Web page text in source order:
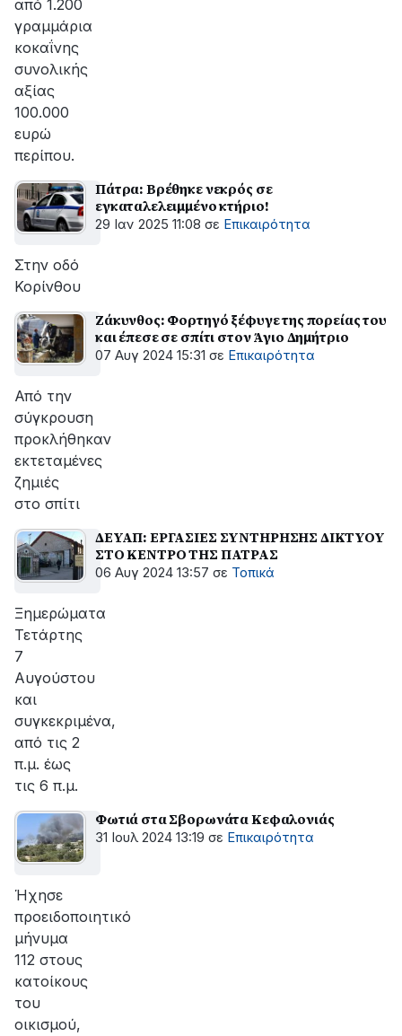
από 1.200
γραμμάρια
κοκαΐνης
συνολικής
αξίας
100.000
ευρώ
περίπου.
Πάτρα: Βρέθηκε νεκρός σε
εγκαταλελειμμένο κτήριο!
29 Ιαν 2025 11:08 σε Επικαιρότητα
Στην οδό
Κορίνθου
Ζάκυνθος: Φορτηγό ξέφυγε της πορείας του
και έπεσε σε σπίτι στον Άγιο Δημήτριο
07 Αυγ 2024 15:31 σε Επικαιρότητα
Από την
σύγκρουση
προκλήθηκαν
εκτεταμένες
ζημιές
στο σπίτι
ΔΕΥΑΠ: ΕΡΓΑΣΙΕΣ ΣΥΝΤΗΡΗΣΗΣ ΔΙΚΤΥΟΥ
ΣΤΟ ΚΕΝΤΡΟ ΤΗΣ ΠΑΤΡΑΣ
06 Αυγ 2024 13:57 σε Τοπικά
Ξημερώματα
Τετάρτης
7
Αυγούστου
και
συγκεκριμένα,
από τις 2
π.μ. έως
τις 6 π.μ.
Φωτιά στα Σβορωνάτα Κεφαλονιάς
31 Ιουλ 2024 13:19 σε Επικαιρότητα
Ήχησε
προειδοποιητικό
μήνυμα
112 στους
κατοίκους
του
οικισμού,